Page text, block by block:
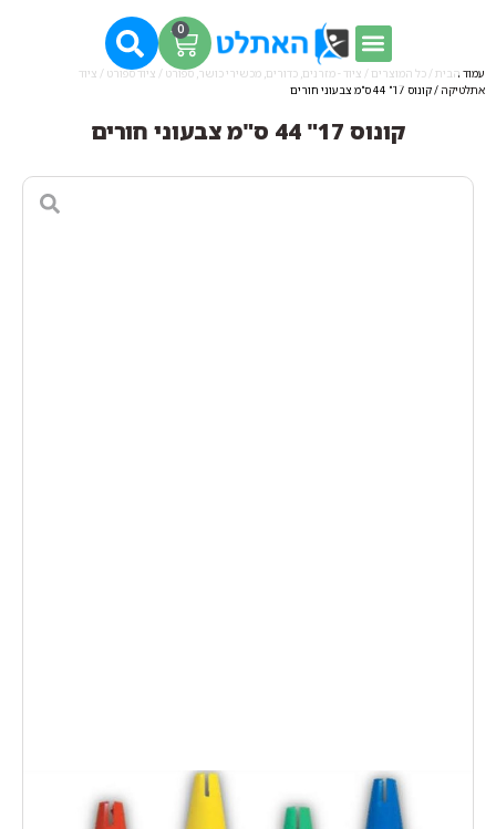
0
עמוד הבית / כל המוצרים / ציוד - מזרנים, כדורים, מכשירי כושר, ספורט / ציוד ספורט / ציוד
אתלטיקה / קונוס 17" 44 ס"מ צבעוני חורים
קונוס 17" 44 ס"מ צבעוני חורים